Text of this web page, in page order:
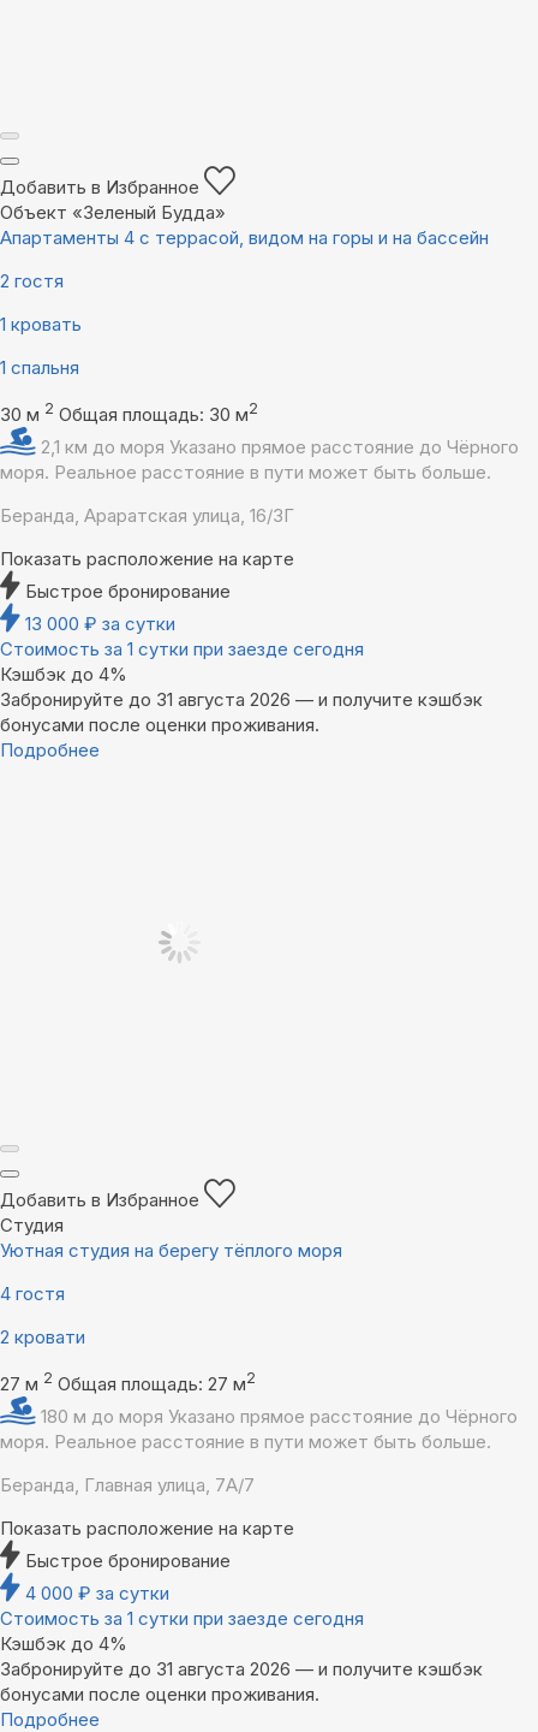
Добавить в Избранное
Объект «Зеленый Будда»
Апартаменты 4 с террасой, видом на горы и на бассейн
2 гостя
1 кровать
1 спальня
30 м 2 Общая площадь: 30 м2
2,1 км до моря Указано прямое расстояние до Чёрного
моря. Реальное расстояние в пути может быть больше.
Беранда, Араратская улица, 16/3Г
Показать расположение на карте
Быстрое бронирование
13 000 ₽ за сутки
Стоимость за 1 сутки при заезде сегодня
Кэшбэк до 4%
Забронируйте до 31 августа 2026 — и получите кэшбэк
бонусами после оценки проживания.
Подробнее
Добавить в Избранное
Студия
Уютная студия на берегу тёплого моря
4 гостя
2 кровати
27 м 2 Общая площадь: 27 м2
180 м до моря Указано прямое расстояние до Чёрного
моря. Реальное расстояние в пути может быть больше.
Беранда, Главная улица, 7А/7
Показать расположение на карте
Быстрое бронирование
4 000 ₽ за сутки
Стоимость за 1 сутки при заезде сегодня
Кэшбэк до 4%
Забронируйте до 31 августа 2026 — и получите кэшбэк
бонусами после оценки проживания.
Подробнее